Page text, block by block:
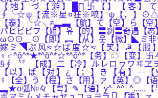
【地】づ【游】█∏卐【】【客】
∮╰☆ψ【流※星¤狂※喷】ψ【，】
【泰】╰☆╮≠▂▃【航】て【空】ら【空
パヒビピフ【姐】유【的】〓刹〓奇遇【
ω⊙⊙﹏⊙【即】︻【从】웃【微】◣ミ
嫁ミ◥ぷ风≈☆ば度☆≈【笑】☭【服
♀♂^ǒ^*★*^ǒ^*☆*^ǒ^*【务】☁【变】
§∮〝〞【成】二【冷】ルレロヮワヰヱ
【以】ば【对】¿【；】き【有】┄【
☿【全】う【程】さ【用】ァ【英】◎【语
▂★σ弧№々【粤】✎【语】y^_^^_^......【